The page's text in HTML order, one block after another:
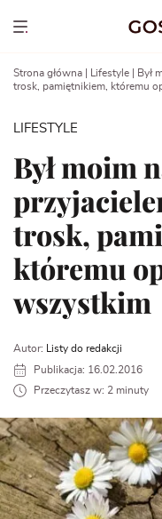
Show menu
Strona główna Lifestyle
Był
trosk, pamiętnikiem, któremu
LIFESTYLE
Był moim
trosk,
któremu
wszystkim
Autor:
Listy do redakcji
Publikacja: 16.02.2016
Przeczytasz w: 2 minuty